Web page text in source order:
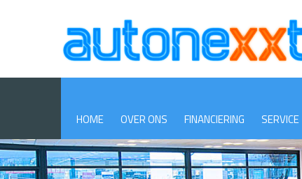
HOME OVER ONS FINANCIERING SERVICE